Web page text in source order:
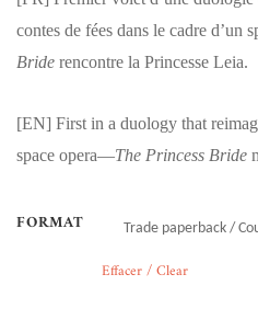
contes de fées dans le cadre d’un
Bride rencontre la Princesse Leia.
[EN] First in a duology that
space opera—The Princess Bride
FORMAT
Effacer / Clear